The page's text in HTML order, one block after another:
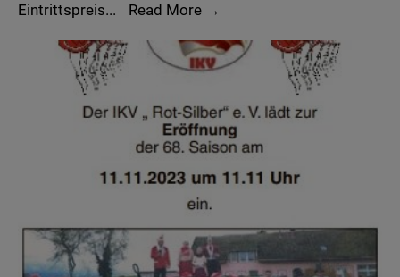
Eintrittspreis... Read More →